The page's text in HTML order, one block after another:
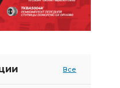
Все